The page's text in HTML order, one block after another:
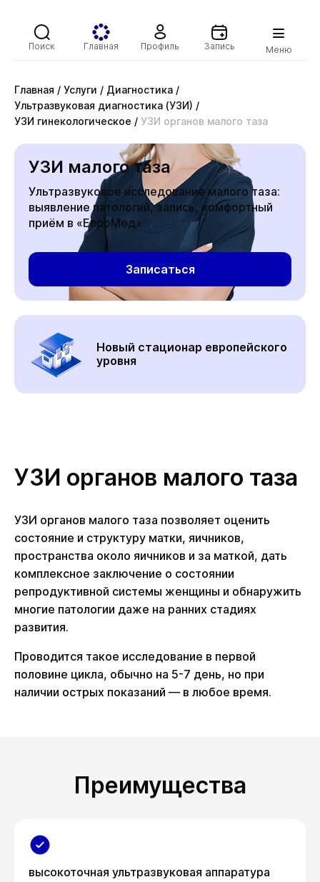
Поиск Главная Профиль Запись Меню
Главная / Услуги / Диагностика /
Ультразвуковая диагностика (УЗИ) /
УЗИ гинекологическое / УЗИ органов малого таза
УЗИ малого таза
Ультразвуковое исследование малого таза:
выявление патологий, запись, комфортный
приём в «ЕвроМед»
Записаться
Новый стационар европейского
уровня
УЗИ органов малого таза
УЗИ органов малого таза позволяет оценить
состояние и структуру матки, яичников,
пространства около яичников и за маткой, дать
комплексное заключение о состоянии
репродуктивной системы женщины и обнаружить
многие патологии даже на ранних стадиях
развития.
Проводится такое исследование в первой
половине цикла, обычно на 5-7 день, но при
наличии острых показаний — в любое время.
Преимущества
высокоточная ультразвуковая аппаратура